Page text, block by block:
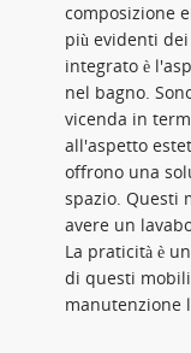
composizione
più evidenti
integrato è
nel bagno.
vicenda in
all'aspetto
offrono una
spazio. Questi
avere un
La praticità è
di questi
manutenzione